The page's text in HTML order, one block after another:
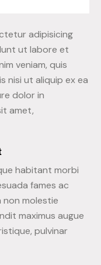
adipisicing
ut labore et
veniam, quis
nisi ut aliquip ex ea
dolor in
amet,
habitant morbi
fames ac
non molestie
maximus augue
pulvinar